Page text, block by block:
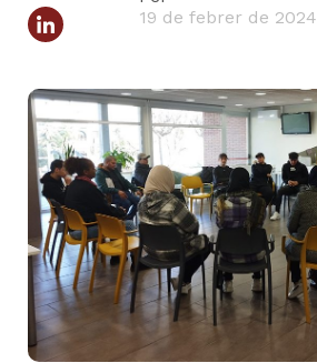
19 de febrer de 2024